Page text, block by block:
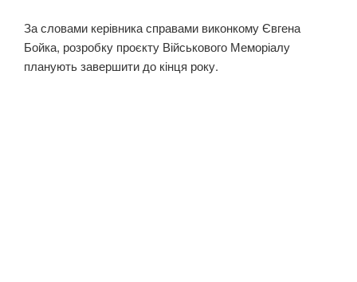
За словами керівника справами виконкому Євгена
Бойка, розробку проєкту Військового Меморіалу
планують завершити до кінця року.